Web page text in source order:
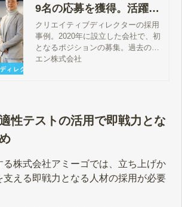
9名の応募を獲得。活躍人
材2名の入社に成功！
クリエイティブディレクターの採用
事例。2020年に設立した会社で、初
となるポジションの募集。過去の採
用実績がなく、効果も読みにくかっ
エン株式会社
性テストの活用で即戦力とな
る株式会社アミーゴでは、立ち上げか
支える即戦力となる人材の採用が必要